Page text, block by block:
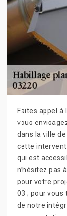
Faites appel à
vous
dans la ville
cette
qui est
n’hésitez pas
pour votre
03 ; pour
de notre